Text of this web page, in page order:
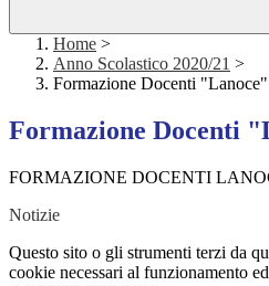
Home >
Anno Scolastico 2020/21 >
Formazione Docenti "Lanoce"
Formazione Docenti
FORMAZIONE DOCENTI
Notizie
Questo sito o gli strumenti terzi da
cookie necessari al funzionamento